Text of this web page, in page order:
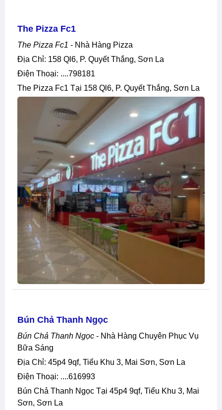
The Pizza Fc1
The Pizza Fc1 - Nhà Hàng Pizza
Địa Chỉ: 158 Ql6, P. Quyết Thắng, Sơn La
Điện Thoại: ....798181
The Pizza Fc1 Tại 158 Ql6, P. Quyết Thắng, Sơn La
Bún Chả Thanh Ngọc
Bún Chả Thanh Ngọc - Nhà Hàng Chuyên Phục Vụ
Bữa Sáng
Địa Chỉ: 45p4 9qf, Tiểu Khu 3, Mai Sơn, Sơn La
Điện Thoại: ....616993
Bún Chả Thanh Ngọc Tại 45p4 9qf, Tiểu Khu 3, Mai
Sơn, Sơn La